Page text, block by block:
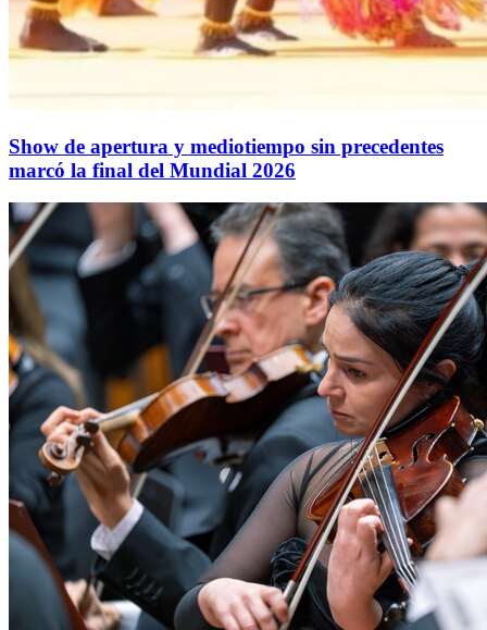
Show de apertura y mediotiempo sin precedentes
marcó la final del Mundial 2026